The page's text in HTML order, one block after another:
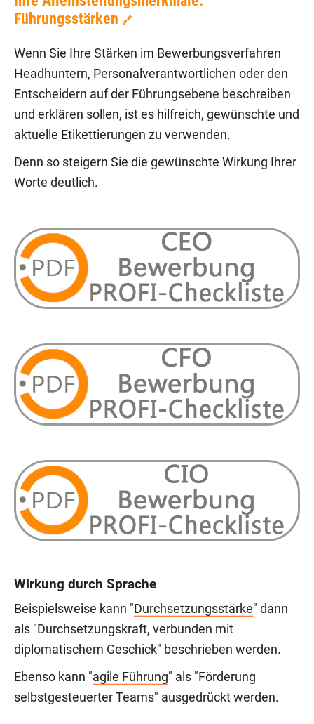
Führungsstärken 🔗
Wenn Sie Ihre Stärken im Bewerbungsverfahren
Headhuntern, Personalverantwortlichen oder den
Entscheidern auf der Führungsebene beschreiben
und erklären sollen, ist es hilfreich, gewünschte und
aktuelle Etikettierungen zu verwenden.
Denn so steigern Sie die gewünschte Wirkung Ihrer
Worte deutlich.
Wirkung durch Sprache
Beispielsweise kann " Durchsetzungsstärke" dann
als "Durchsetzungskraft, verbunden mit
diplomatischem Geschick" beschrieben werden.
Ebenso kann "agile Führung" als "Förderung
selbstgesteuerter Teams" ausgedrückt werden.